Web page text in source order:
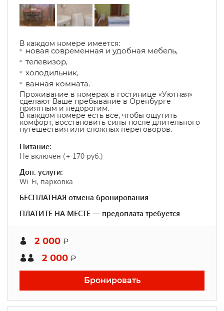
В каждом номере имеется:
новая современная и удобная мебель,
телевизор,
холодильник,
ванная комната.
Проживание в номерах в гостинице «Уютная»
сделают Ваше пребывание в Оренбурге
приятным и недорогим.
В каждом номере есть все, чтобы ощутить
комфорт, восстановить силы после длительного
путешествия или сложных переговоров.
Питание:
Не включён (+ 170 руб.)
Доп. услуги:
Wi-Fi, парковка
БЕСПЛАТНАЯ отмена бронирования
ПЛАТИТЕ НА МЕСТЕ — предоплата требуется
2 000 ₽
2 000 ₽
Бронировать